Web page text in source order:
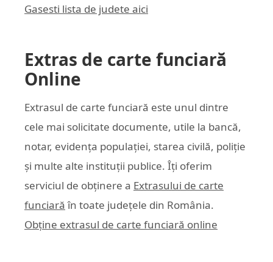
Gasesti lista de judete aici
Extras de carte funciară
Online
Extrasul de carte funciară este unul dintre
cele mai solicitate documente, utile la bancă,
notar, evidența populației, starea civilă, poliție
și multe alte instituții publice. Îți oferim
serviciul de obținere a Extrasului de carte
funciară în toate județele din România.
Obține extrasul de carte funciară online